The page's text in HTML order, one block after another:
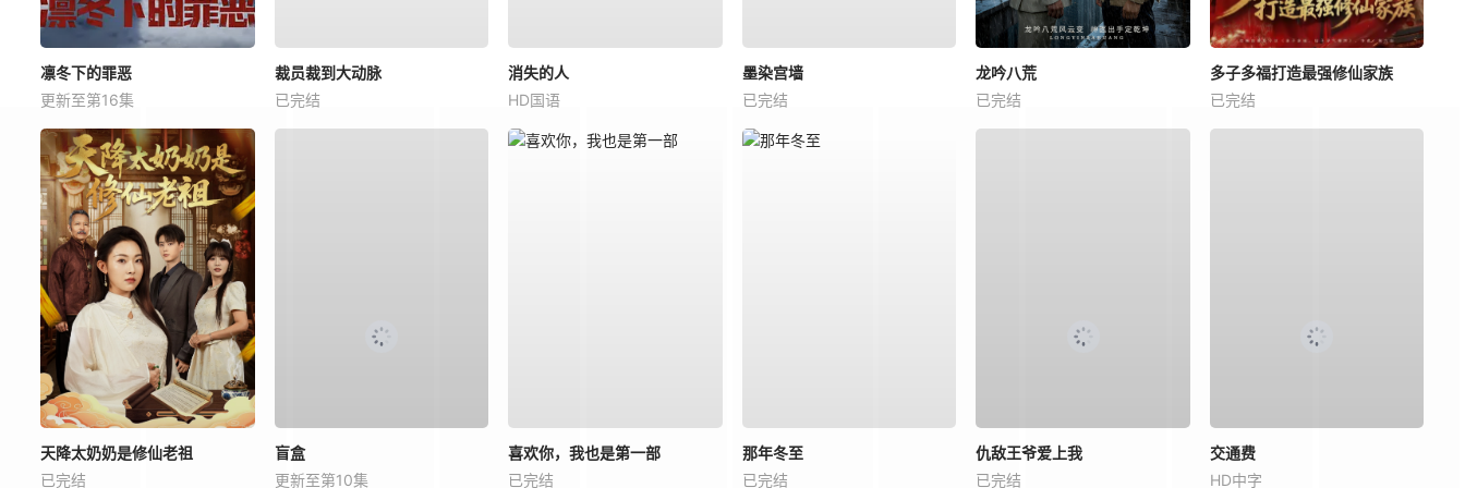
凛冬下的罪恶
更新至第16集
裁员裁到大动脉
已完结
消失的人
HD国语
墨染宫墙
已完结
龙吟八荒
已完结
多子多福打造最强修仙家族
已完结
天降太奶奶是修仙老祖
已完结
盲盒
更新至第10集
喜欢你，我也是第一部
已完结
那年冬至
已完结
仇敌王爷爱上我
已完结
交通费
HD中字